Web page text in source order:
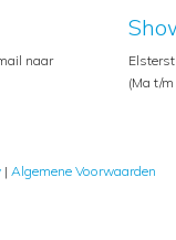
naar
(Ma t/
| Algemene Voorwaarden